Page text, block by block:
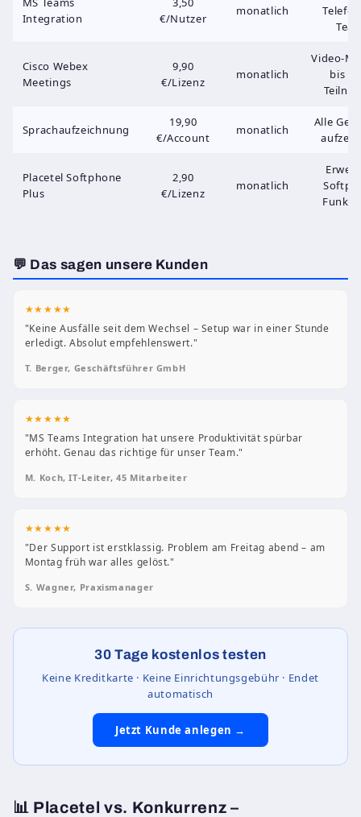
Integration
€/Nutzer
monatlich
Cisco Webex
Meetings
9,90
€/Lizenz
monatlich
Video-
bis
Sprachaufzeichnung
19,90
€/Account
monatlich
Alle
Placetel Softphone
Plus
2,90
€/Lizenz
monatlich
💬 Das sagen unsere Kunden
★★★★★
"Keine Ausfälle seit dem Wechsel – Setup war in einer Stunde
erledigt. Absolut empfehlenswert."
T. Berger, Geschäftsführer GmbH
★★★★★
"MS Teams Integration hat unsere Produktivität spürbar
erhöht. Genau das richtige für unser Team."
M. Koch, IT-Leiter, 45 Mitarbeiter
★★★★★
"Der Support ist erstklassig. Problem am Freitag abend – am
Montag früh war alles gelöst."
S. Wagner, Praxismanager
30 Tage kostenlos testen
Keine Kreditkarte · Keine Einrichtungsgebühr · Endet
automatisch
Jetzt Kunde anlegen →
📊 Placetel vs. Konkurrenz –